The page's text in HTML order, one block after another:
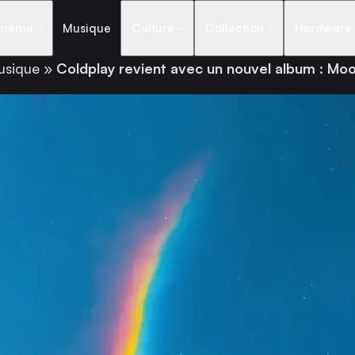
Musique
» Coldplay revient avec un nouvel album :